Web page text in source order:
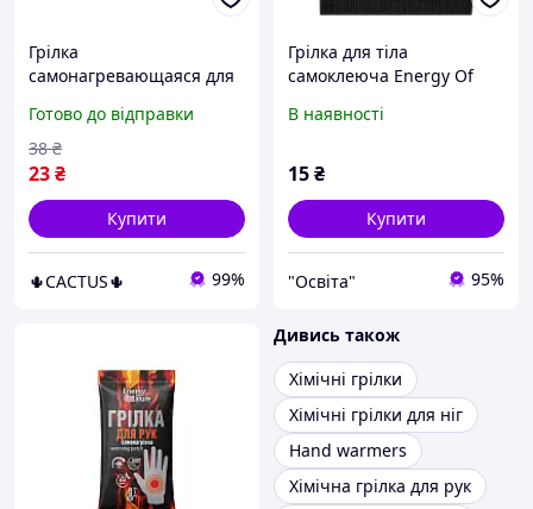
Грілка
самонагревающаяся для
до 12 годин
Готово до відправки
23₴
38 ₴
Купити
🌵CACTUS🌵 99%
Грілка для тіла
самоклеюча Energy Of
В наявності
15₴
Купити
"Освіта" 95%
Дивись також
Хімічні грілки
Хімічні грілки для ніг
Hand warmers
Хімічна грілка для рук